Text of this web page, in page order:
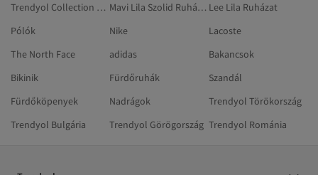
Trendyol Collection Lila Sportruházat
Mavi Lila Szolid Ruházat Lee Lila Ruházat
Pólók
Nike
Lacoste
The North Face
adidas
Bakancsok
Bikinik
Fürdőruhák
Szandál
Fürdőköpenyek
Nadrágok
Trendyol Törökország
Trendyol Bulgária
Trendyol Görögország Trendyol Románia